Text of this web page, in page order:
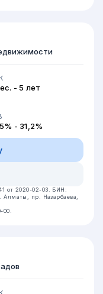
- 5 лет
- 31,2%
от 2020-02-03. БИН:
Алматы, пр. Назарбаева,
00.